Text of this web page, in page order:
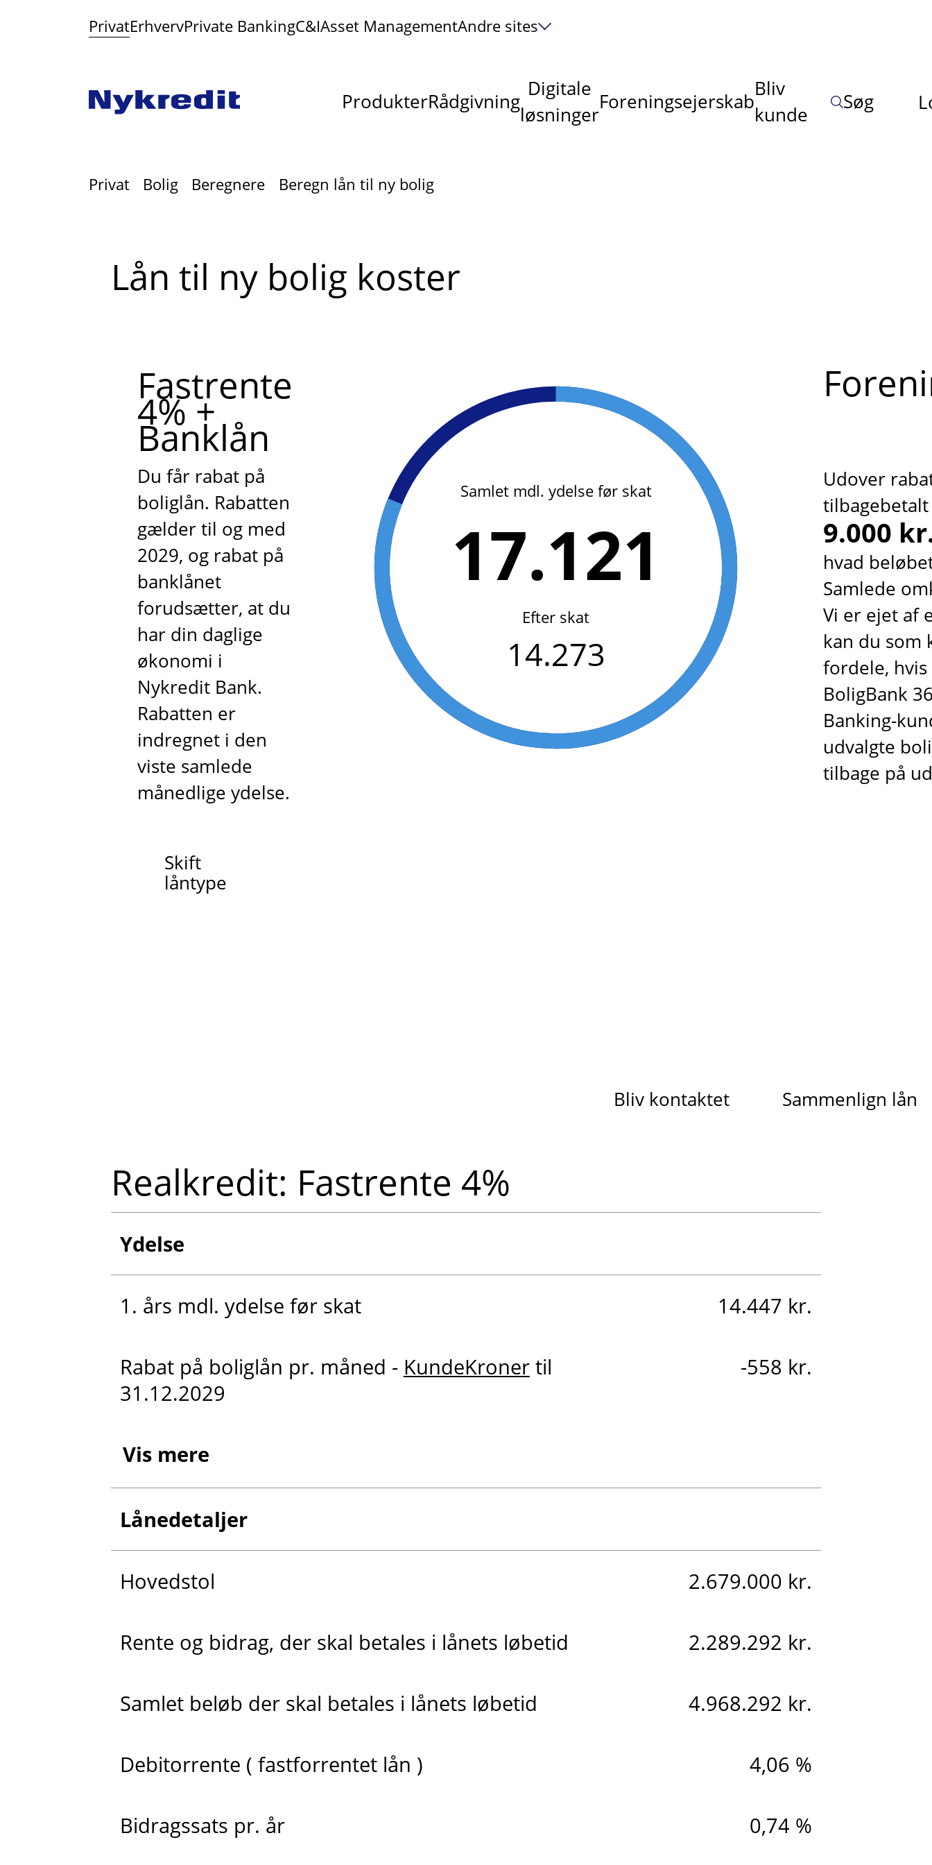
PrivatErhvervPrivate BankingC&IAsset ManagementAndre sites
ProdukterRådgivning
Digitale
løsninger
Foreningsejerskab
Bliv
kunde
Søg
Privat Bolig Beregnere Beregn lån til ny bolig
Lån til ny bolig koster
Fastrente
4% +
Banklån
Du får rabat på
boliglån. Rabatten
gælder til og med
2029, og rabat på
banklånet
forudsætter, at du
har din daglige
økonomi i
Nykredit Bank.
Rabatten er
indregnet i den
viste samlede
månedlige ydelse.
Skift
låntype
Samlet mdl. ydelse før skat
17.121
Efter skat
14.273
Udover
9.000
hvad
Samlede
Vi er ejet af
kan du som
fordele,
BoligBank
Banking-
udvalgte
tilbage på
Bliv kontaktet Sammenlign lån
Realkredit: Fastrente 4%
Ydelse
1. års mdl. ydelse før skat 14.447 kr.
Rabat på boliglån pr. måned - KundeKronertil
31.12.2029
-558 kr.
Vis mere
Lånedetaljer
Hovedstol 2.679.000 kr.
Rente og bidrag, der skal betales i lånets løbetid 2.289.292 kr.
Samlet beløb der skal betales i lånets løbetid 4.968.292 kr.
Debitorrente ( fastforrentet lån ) 4,06 %
Bidragssats pr. år 0,74 %